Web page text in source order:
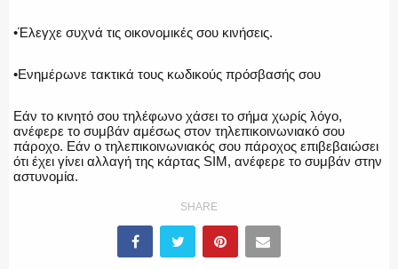
•Έλεγχε συχνά τις οικονομικές σου κινήσεις.
•Ενημέρωνε τακτικά τους κωδικούς πρόσβασής σου
Εάν το κινητό σου τηλέφωνο χάσει το σήμα χωρίς λόγο,
ανέφερε το συμβάν αμέσως στον τηλεπικοινωνιακό σου
πάροχο. Εάν ο τηλεπικοινωνιακός σου πάροχος επιβεβαιώσει
ότι έχει γίνει αλλαγή της κάρτας SIM, ανέφερε το συμβάν στην
αστυνομία.
SHARE